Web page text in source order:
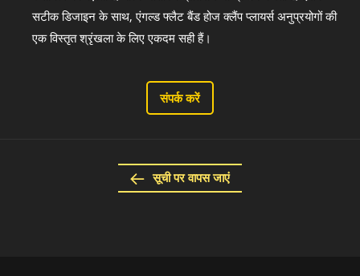
सटीक डिजाइन के साथ, एंगल्ड फ्लैट बैंड होज क्लैंप प्लायर्स अनुप्रयोगों की
एक विस्तृत श्रृंखला के लिए एकदम सही हैं।
संपर्क करें
सूची पर वापस जाएं